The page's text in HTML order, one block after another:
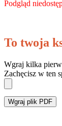
Podgląd
To twoja
Wgraj kilka
Zachęcisz w ten
Wgraj plik PDF